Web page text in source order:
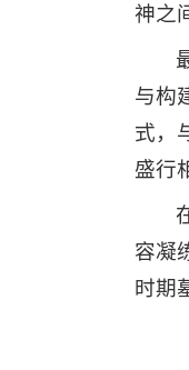
神之
与构
式，
盛行
容凝
时期